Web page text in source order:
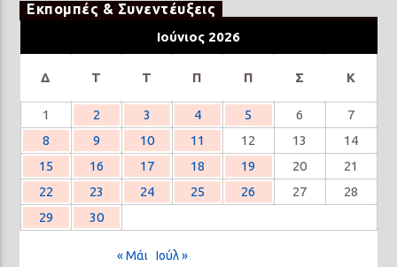
Εκπομπές & Συνεντέυξεις
Ιούνιος 2026
Δ Τ Τ Π Π Σ Κ
1 2 3 4 5 6
7
8
9 10 11 12 13
14
15
16 17 18 19 20
21
22
23 24 25 26 27
28
29
30
« Μάι Ιούλ »